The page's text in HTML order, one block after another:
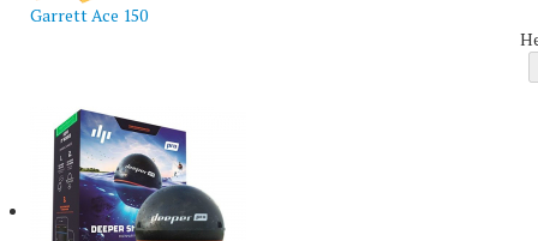
Garrett Ace 150